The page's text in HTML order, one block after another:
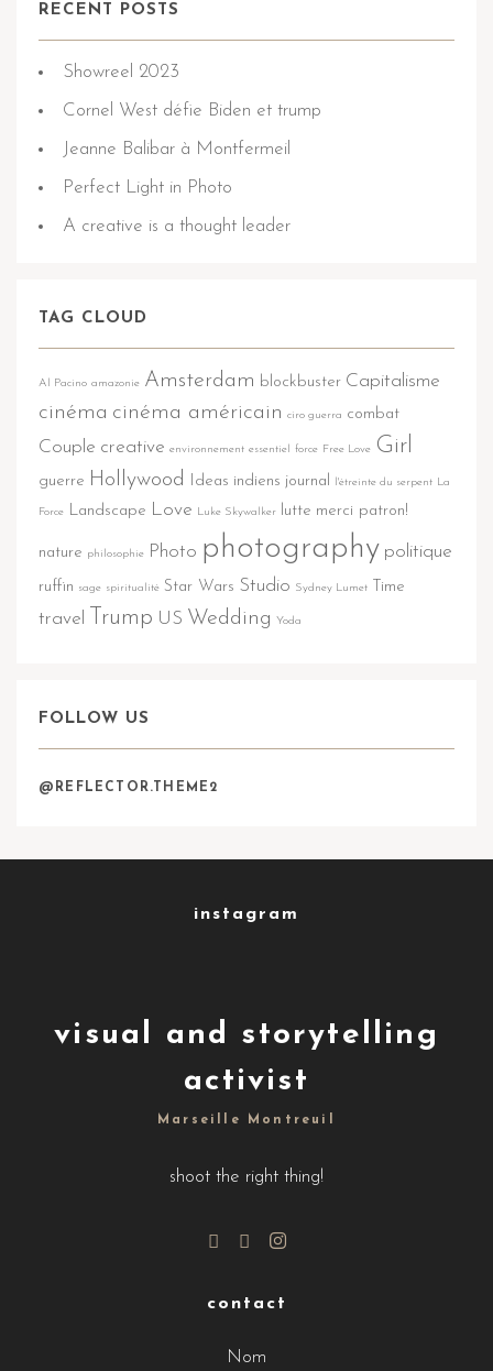
RECENT POSTS
Showreel 2023
Cornel West défie Biden et trump
Jeanne Balibar à Montfermeil
Perfect Light in Photo
A creative is a thought leader
TAG CLOUD
Al Pacino amazonie Amsterdam blockbuster Capitalisme
cinéma cinéma américain ciro guerra combat
Couple creative environnement essentiel force Free Love Girl
guerre Hollywood Ideas indiens journal l'étreinte du serpent La
Force Landscape Love Luke Skywalker lutte merci patron!
nature philosophie Photo photography politique
ruffin sage spiritualité Star Wars Studio Sydney Lumet Time
travel Trump US Wedding Yoda
FOLLOW US
@REFLECTOR.THEME2
instagram
visual and storytelling
activist
Marseille Montreuil
shoot the right thing!
contact